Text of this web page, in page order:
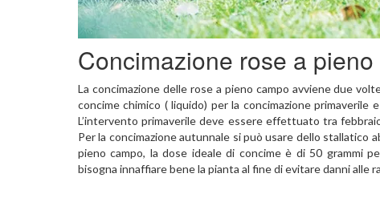
Concimazione rose a
La concimazione delle rose a pieno campo avviene due
concime chimico ( liquido) per la concimazione primaverile
L’intervento primaverile deve essere effettuato tra
Per la concimazione autunnale si può usare dello stallatico
pieno campo, la dose ideale di concime è di 50 grammi
bisogna innaffiare bene la pianta al fine di evitare danni alle